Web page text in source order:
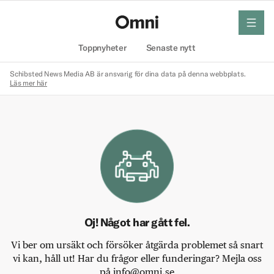
Toppnyheter Senaste nytt
meny
Schibsted News Media AB är ansvarig för dina data på denna webbplats.
Läs mer här
Oj! Något har gått fel.
Vi ber om ursäkt och försöker åtgärda problemet så snart
vi kan, håll ut! Har du frågor eller funderingar? Mejla oss